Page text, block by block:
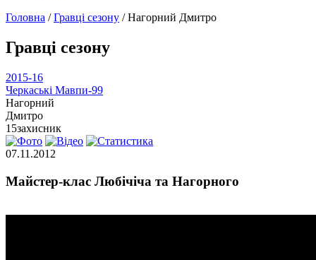
Головна /Гравці сезону /Нагорний Дмитро
Гравці сезону
2015-16
Черкаські Мавпи-99
Нагорний
Дмитро
15захисник
07.11.2012
Майстер-клас Любічіча та Нагорного